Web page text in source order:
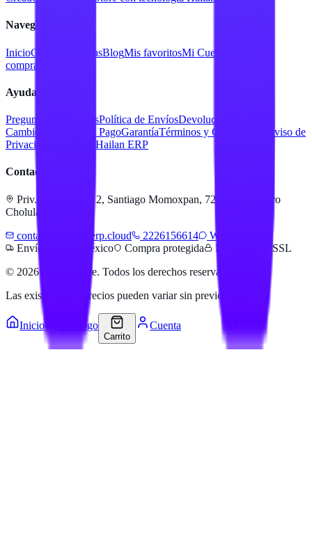
Navegación
InicioCatálogo MarcasBlogMis favoritosMi Cuenta
compra
Ayuda
Preguntas FrecuentesPolítica de EnvíosDevoluciones y
Cambios
Métodos de PagoGarantíaTérminos y Condiciones
Aviso de
Privacidad
Servicios Hailan ERP
Contacto
Priv. Alejandra 512, Santiago Momoxpan, 72775 San Pedro
Cholula, Pue.
contacto@hailanerp.cloud
2226156614
WhatsApp
Envíos a todo México
Compra protegida
Pago seguro SSL
© 2026 Hailan Store. Todos los derechos reservados.
Las existencias y precios pueden variar sin previo aviso.
Inicio Catálogo
Carrito
Cuenta